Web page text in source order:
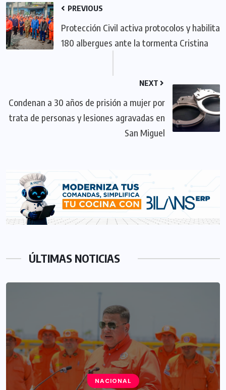
PREVIOUS
Protección Civil activa protocolos y habilita
180 albergues ante la tormenta Cristina
NEXT
Condenan a 30 años de prisión a mujer por
trata de personas y lesiones agravadas en
San Miguel
ÚLTIMAS NOTICIAS
NACIONAL